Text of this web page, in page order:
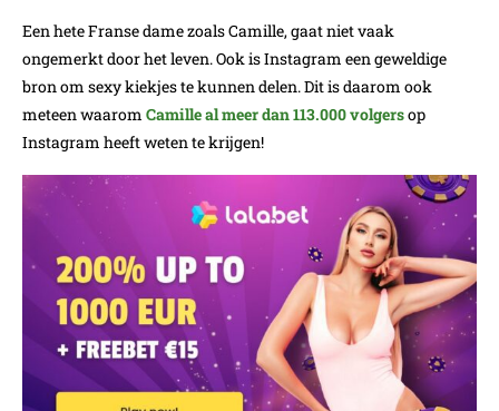
Een hete Franse dame zoals Camille, gaat niet vaak
ongemerkt door het leven. Ook is Instagram een geweldige
bron om sexy kiekjes te kunnen delen. Dit is daarom ook
meteen waarom Camille al meer dan 113.000 volgersop
Instagram heeft weten te krijgen!